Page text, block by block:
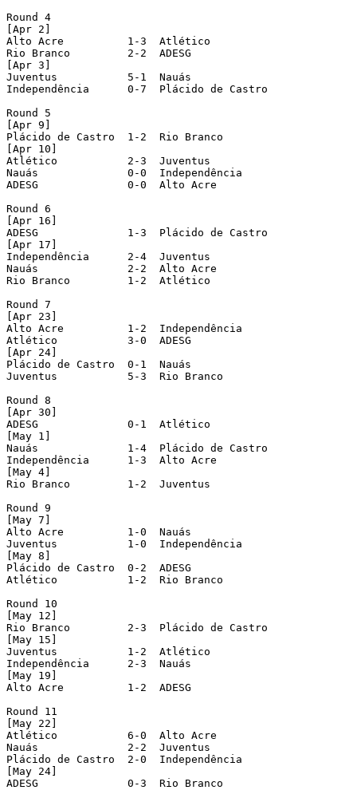
Round 4
[Apr 2]
Alto Acre 	   1-3  Atlético
Rio Branco 	   2-2  ADESG
[Apr 3]
Juventus 	   5-1  Nauás
Independência 	   0-7  Plácido de Castro
Round 5
[Apr 9]
Plácido de Castro  1-2  Rio Branco
[Apr 10]
Atlético 	   2-3  Juventus
Nauás 		   0-0  Independência
ADESG 		   0-0  Alto Acre
Round 6
[Apr 16]
ADESG 		   1-3  Plácido de Castro
[Apr 17]
Independência  	   2-4  Juventus
Nauás 		   2-2  Alto Acre
Rio Branco	   1-2  Atlético
Round 7
[Apr 23]
Alto Acre 	   1-2  Independência
Atlético 	   3-0  ADESG
[Apr 24]
Plácido de Castro  0-1  Nauás
Juventus 	   5-3  Rio Branco
Round 8
[Apr 30]
ADESG 		   0-1  Atlético
[May 1]
Nauás 		   1-4  Plácido de Castro
Independência 	   1-3  Alto Acre
[May 4]
Rio Branco 	   1-2  Juventus
Round 9
[May 7]
Alto Acre 	   1-0  Nauás
Juventus 	   1-0  Independência
[May 8]
Plácido de Castro  0-2  ADESG
Atlético 	   1-2  Rio Branco
Round 10
[May 12]
Rio Branco 	   2-3  Plácido de Castro
[May 15]
Juventus 	   1-2  Atlético
Independência 	   2-3  Nauás
[May 19]
Alto Acre 	   1-2  ADESG
Round 11
[May 22]
Atlético 	   6-0  Alto Acre
Nauás 		   2-2  Juventus
Plácido de Castro  2-0  Independência
[May 24]
ADESG 		   0-3  Rio Branco